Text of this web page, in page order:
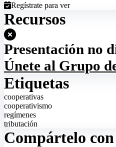
Regístrate para ver
Recursos
Presentación no
Únete al Grupo
Etiquetas
cooperativas
cooperativismo
regímenes
tributación
Compártelo